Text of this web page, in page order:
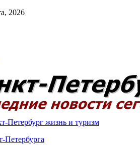
2026
Петербург жизнь и туризм
Петербурга